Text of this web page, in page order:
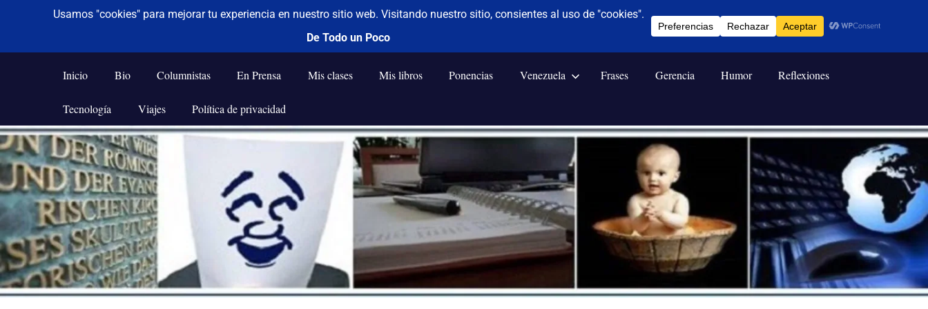
Saltar
al
contenido
De todo un poco
Frases,
Humor,
Tecnología
y
Viajes
Inicio Bio Columnistas En Prensa Mis clases Mis libros Ponencias Venezuela Frases Gerencia Humor Reflexiones
Tecnología Viajes Política de privacidad